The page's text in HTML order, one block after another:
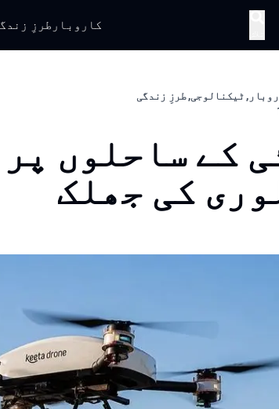
کاروبار طرزِ
ٹیکنالوجی, طرزِ زندگی
کے ساحلوں
کی جھلک